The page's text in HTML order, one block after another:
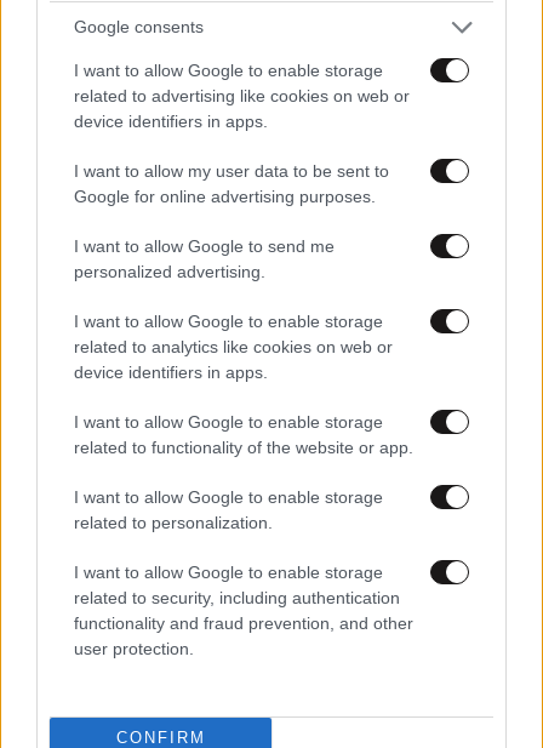
Google consents
I want to allow Google to enable storage
related to advertising like cookies on web or
device identifiers in apps.
I want to allow my user data to be sent to
Google for online advertising purposes.
I want to allow Google to send me
personalized advertising.
I want to allow Google to enable storage
related to analytics like cookies on web or
device identifiers in apps.
I want to allow Google to enable storage
related to functionality of the website or app.
I want to allow Google to enable storage
related to personalization.
I want to allow Google to enable storage
related to security, including authentication
functionality and fraud prevention, and other
user protection.
CONFIRM
Η οργή για Γουόκαπ, το μέλλον του Ιωαννίδη
και τα χαμόγελα στην ΑΕΚ βλέποντας τους